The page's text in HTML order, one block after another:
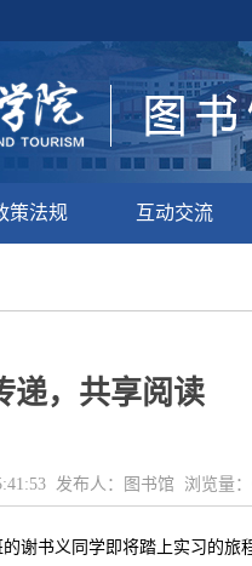
策法规 互动交流
递，共享阅读
发布人：图书馆 浏览量：
书义同学即将踏上实习的旅